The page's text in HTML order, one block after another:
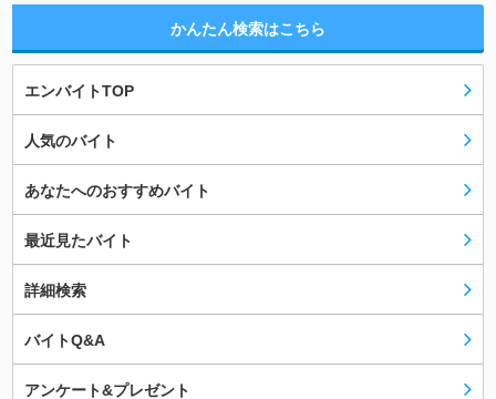
かんたん検索はこちら
エンバイトTOP
人気のバイト
あなたへのおすすめバイト
最近見たバイト
詳細検索
バイトQ&A
アンケート&プレゼント